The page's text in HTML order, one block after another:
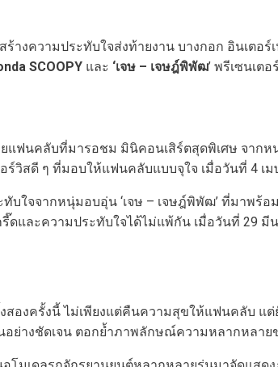
างความประทับใจส่งท้ายงาน บางกอก อินเตอ
SCOOPY และ ‘เจษ – เจษฎ์พิพัฒ’ พรีเซนเตอร์
แฟนคลับที่มารอชม มินิคอนเสิร์ตสุดพิเศษ จากห
ร์วิสดี ๆ ที่มอบให้แฟนคลับแบบจุใจ เมื่อวันที่ 4 เ
ทับใจจากหนุ่มอบอุ่น ‘เจษ – เจษฎ์พิพัฒ’ ที่มาพ
รี๊ดและความประทับใจได้ไม่แพ้กัน เมื่อวันที่ 29
องครั้งนี้ ไม่เพียงแต่คืนความสุขให้แฟนคลับ แต่
อย่างชัดเจน ตอกย้ำภาพลักษณ์ความหลากหลา